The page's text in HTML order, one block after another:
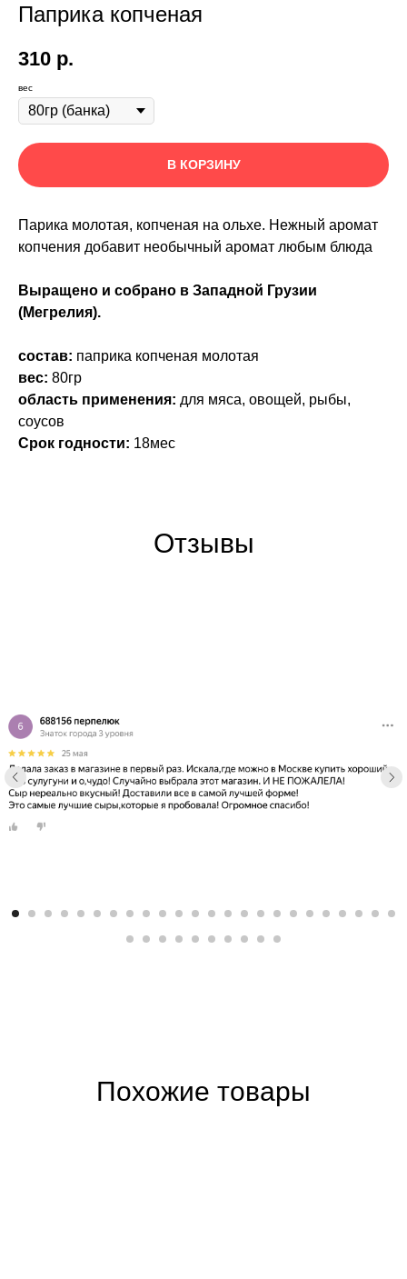
Паприка копченая
310 р.
вес
В КОРЗИНУ
Парика молотая, копченая на ольхе. Нежный аромат
копчения добавит необычный аромат любым блюда
Выращено и собрано в Западной Грузии
(Мегрелия).
состав: паприка копченая молотая
вес: 80гр
область применения: для мяса, овощей, рыбы,
соусов
Срок годности: 18мес
Отзывы
Похожие товары